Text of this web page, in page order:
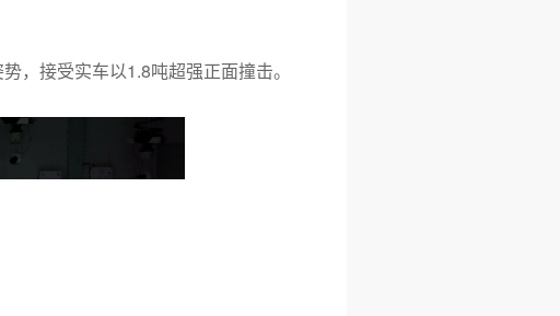
，接受实车以1.8吨超强正面撞击。